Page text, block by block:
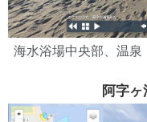
海水浴場中央部、温泉
阿字